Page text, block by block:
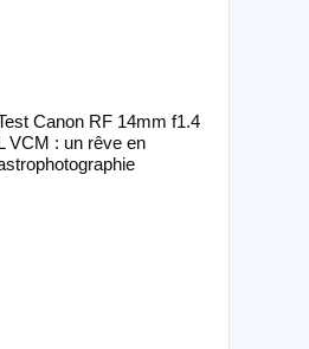
Canon RF 14mm f1.4
VCM : un rêve en